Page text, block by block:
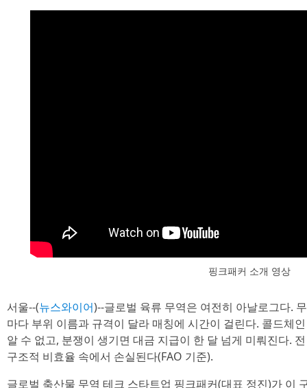
핑크패커 소개 영상
서울--(뉴스와이어)--글로벌 육류 무역은 여전히 아날로그다.
마다 부위 이름과 규격이 달라 매칭에 시간이 걸린다. 콜드체
알 수 없고, 분쟁이 생기면 대금 지급이 한 달 넘게 미뤄진다.
구조적 비효율 속에서 손실된다(FAO 기준).
글로벌 축산물 무역 테크 스타트업 핑크패커(대표 정진)가 이